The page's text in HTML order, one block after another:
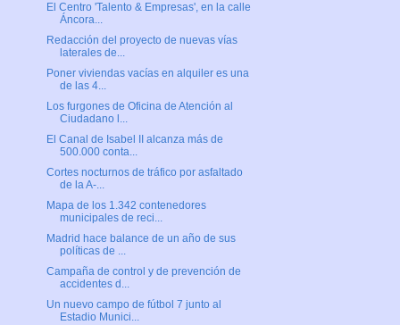
El Centro 'Talento & Empresas', en la calle
Áncora...
Redacción del proyecto de nuevas vías
laterales de...
Poner viviendas vacías en alquiler es una
de las 4...
Los furgones de Oficina de Atención al
Ciudadano l...
El Canal de Isabel II alcanza más de
500.000 conta...
Cortes nocturnos de tráfico por asfaltado
de la A-...
Mapa de los 1.342 contenedores
municipales de reci...
Madrid hace balance de un año de sus
políticas de ...
Campaña de control y de prevención de
accidentes d...
Un nuevo campo de fútbol 7 junto al
Estadio Munici...